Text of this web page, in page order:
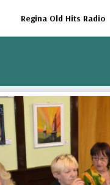
Regina Old Hits Radio